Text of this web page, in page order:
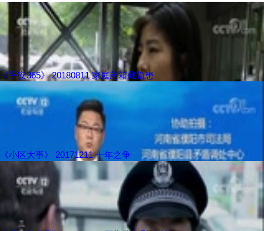
《平安365》 20180811 家庭药箱藏隐患
《小区大事》 20171211 十年之争